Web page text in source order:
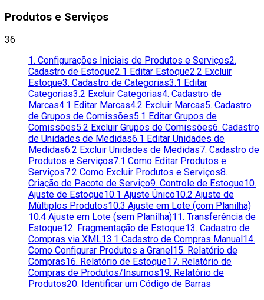
Produtos e Serviços
36
1. Configurações Iniciais de Produtos e Serviços2.
Cadastro de Estoque2.1 Editar Estoque2.2 Excluir
Estoque3. Cadastro de Categorias3.1 Editar
Categorias3.2 Excluir Categorias4. Cadastro de
Marcas4.1 Editar Marcas4.2 Excluir Marcas5. Cadastro
de Grupos de Comissões5.1 Editar Grupos de
Comissões5.2 Excluir Grupos de Comissões6. Cadastro
de Unidades de Medidas6.1 Editar Unidades de
Medidas6.2 Excluir Unidades de Medidas7. Cadastro de
Produtos e Serviços7.1 Como Editar Produtos e
Serviços7.2 Como Excluir Produtos e Serviços8.
Criação de Pacote de Serviço9. Controle de Estoque10.
Ajuste de Estoque10.1 Ajuste Único10.2 Ajuste de
Múltiplos Produtos10.3 Ajuste em Lote (com Planilha)
10.4 Ajuste em Lote (sem Planilha)11. Transferência de
Estoque12. Fragmentação de Estoque13. Cadastro de
Compras via XML13.1 Cadastro de Compras Manual 14.
Como Configurar Produtos a Granel 15. Relatório de
Compras16. Relatório de Estoque17. Relatório de
Compras de Produtos/Insumos19. Relatório de
Produtos20. Identificar um Código de Barras